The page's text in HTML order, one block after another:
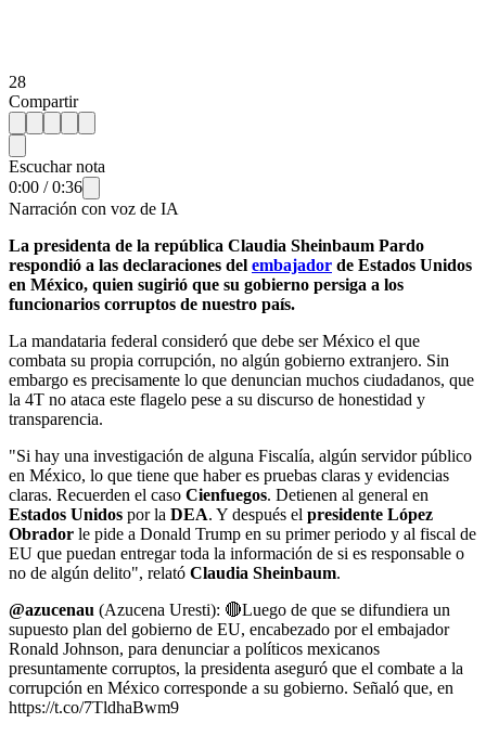
28
Compartir
Escuchar nota
0:00 /0:36
Narración con voz de IA
La presidenta de la república Claudia Sheinbaum Pardo
respondió a las declaraciones del embajador de Estados Unidos
en México, quien sugirió que su gobierno persiga a los
funcionarios corruptos de nuestro país.
La mandataria federal consideró que debe ser México el que
combata su propia corrupción, no algún gobierno extranjero. Sin
embargo es precisamente lo que denuncian muchos ciudadanos, que
la 4T no ataca este flagelo pese a su discurso de honestidad y
transparencia.
"Si hay una investigación de alguna Fiscalía, algún servidor público
en México, lo que tiene que haber es pruebas claras y evidencias
claras. Recuerden el caso Cienfuegos. Detienen al general en
Estados Unidos por la DEA. Y después el presidente López
Obrador le pide a Donald Trump en su primer periodo y al fiscal de
EU que puedan entregar toda la información de si es responsable o
no de algún delito", relató Claudia Sheinbaum.
@azucenau (Azucena Uresti): 🔴Luego de que se difundiera un
supuesto plan del gobierno de EU, encabezado por el embajador
Ronald Johnson, para denunciar a políticos mexicanos
presuntamente corruptos, la presidenta aseguró que el combate a la
corrupción en México corresponde a su gobierno. Señaló que, en
https://t.co/7TldhaBwm9